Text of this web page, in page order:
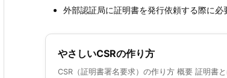
外部認証局に証明書を発行依頼する際に必
やさしいCSRの作り方
CSR（証明書署名要求）の作り方 概要 証明書